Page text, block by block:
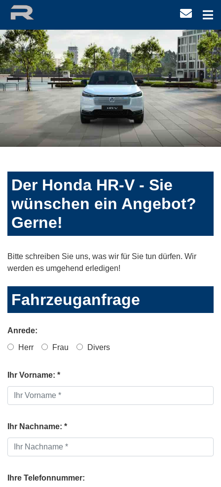
Der Honda HR-V - Sie
wünschen ein Angebot?
Gerne!
Bitte schreiben Sie uns, was wir für Sie tun dürfen. Wir
werden es umgehend erledigen!
Fahrzeuganfrage
Anrede:
Herr
Frau Divers
Ihr Vorname: *
Ihr Nachname: *
Ihre Telefonnummer: